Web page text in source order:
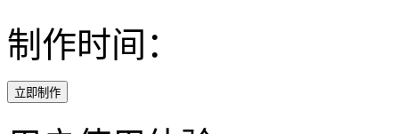
制作时间：
立即制作